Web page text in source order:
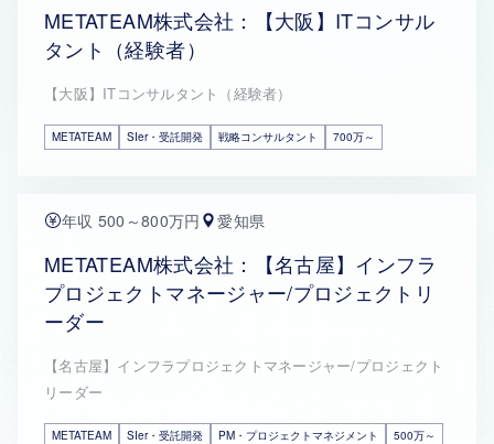
METATEAM株式会社：【大阪】ITコンサル
タント（経験者）
【大阪】ITコンサルタント（経験者）
METATEAM SIer・受託開発 戦略コンサルタント 700万～
年収 500～800万円 愛知県
METATEAM株式会社：【名古屋】インフラ
プロジェクトマネージャー/プロジェクトリ
ーダー
【名古屋】インフラプロジェクトマネージャー/プロジェクト
リーダー
METATEAM SIer・受託開発 PM・プロジェクトマネジメント 500万～